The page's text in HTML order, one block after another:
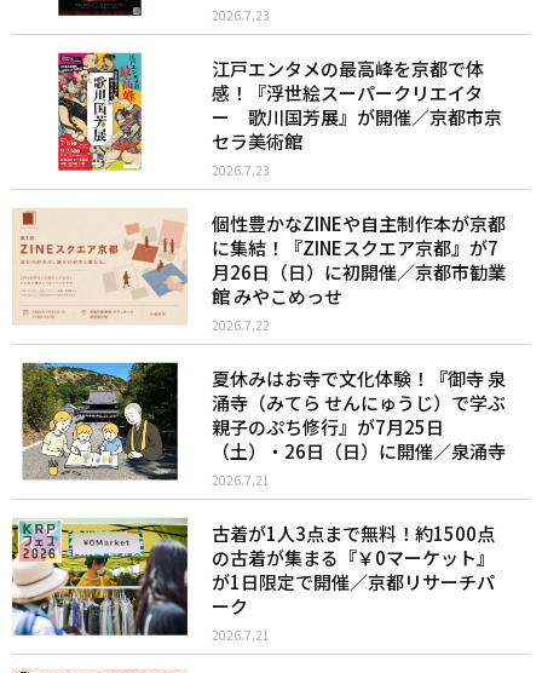
2026.7.23
江戸エンタメの最高峰を京都で体
感！『浮世絵スーパークリエイタ
ー 歌川国芳展』が開催／京都市京
セラ美術館
2026.7.23
個性豊かなZINEや自主制作本が京都
に集結！『ZINEスクエア京都』が7
月26日（日）に初開催／京都市勧業
館 みやこめっせ
2026.7.22
夏休みはお寺で文化体験！『御寺 泉
涌寺（みてら せんにゅうじ）で学ぶ
親子のぷち修行』が7月25日
（土）・26日（日）に開催／泉涌寺
2026.7.21
古着が1人3点まで無料！約1500点
の古着が集まる『￥0マーケット』
が1日限定で開催／京都リサーチパ
ーク
2026.7.21